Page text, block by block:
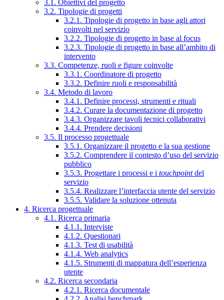
3.1. Obiettivi del progetto
3.2. Tipologie di progetti
3.2.1. Tipologie di progetto in base agli attori
coinvolti nel servizio
3.2.2. Tipologie di progetto in base al focus
3.2.3. Tipologie di progetto in base all’ambito di
intervento
3.3. Competenze, ruoli e figure coinvolte
3.3.1. Coordinatore di progetto
3.3.2. Definire ruoli e responsabilità
3.4. Metodo di lavoro
3.4.1. Definire processi, strumenti e rituali
3.4.2. Curare la documentazione di progetto
3.4.3. Organizzare tavoli tecnici collaborativi
3.4.4. Prendere decisioni
3.5. Il processo progettuale
3.5.1. Organizzare il progetto e la sua gestione
3.5.2. Comprendere il contesto d’uso del servizio
pubblico
3.5.3. Progettare i processi e i touchpointdel
servizio
3.5.4. Realizzare l’interfaccia utente del servizio
3.5.5. Validare la soluzione ottenuta
4. Ricerca progettuale
4.1. Ricerca primaria
4.1.1. Interviste
4.1.2. Questionari
4.1.3. Test di usabilità
4.1.4. Web analytics
4.1.5. Strumenti di mappatura dell’esperienza
utente
4.2. Ricerca secondaria
4.2.1. Ricerca documentale